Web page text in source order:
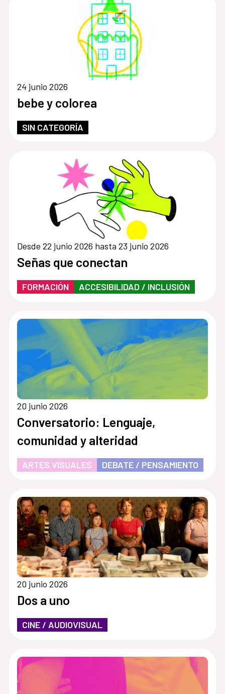
24 junio 2026
bebe y colorea
SIN CATEGORÍA
Desde 22 junio 2026 hasta 23 junio 2026
Señas que conectan
FORMACIÓN ACCESIBILIDAD / INCLUSIÓN
20 junio 2026
Conversatorio: Lenguaje,
comunidad y alteridad
ARTES VISUALES DEBATE / PENSAMIENTO
20 junio 2026
Dos a uno
CINE / AUDIOVISUAL